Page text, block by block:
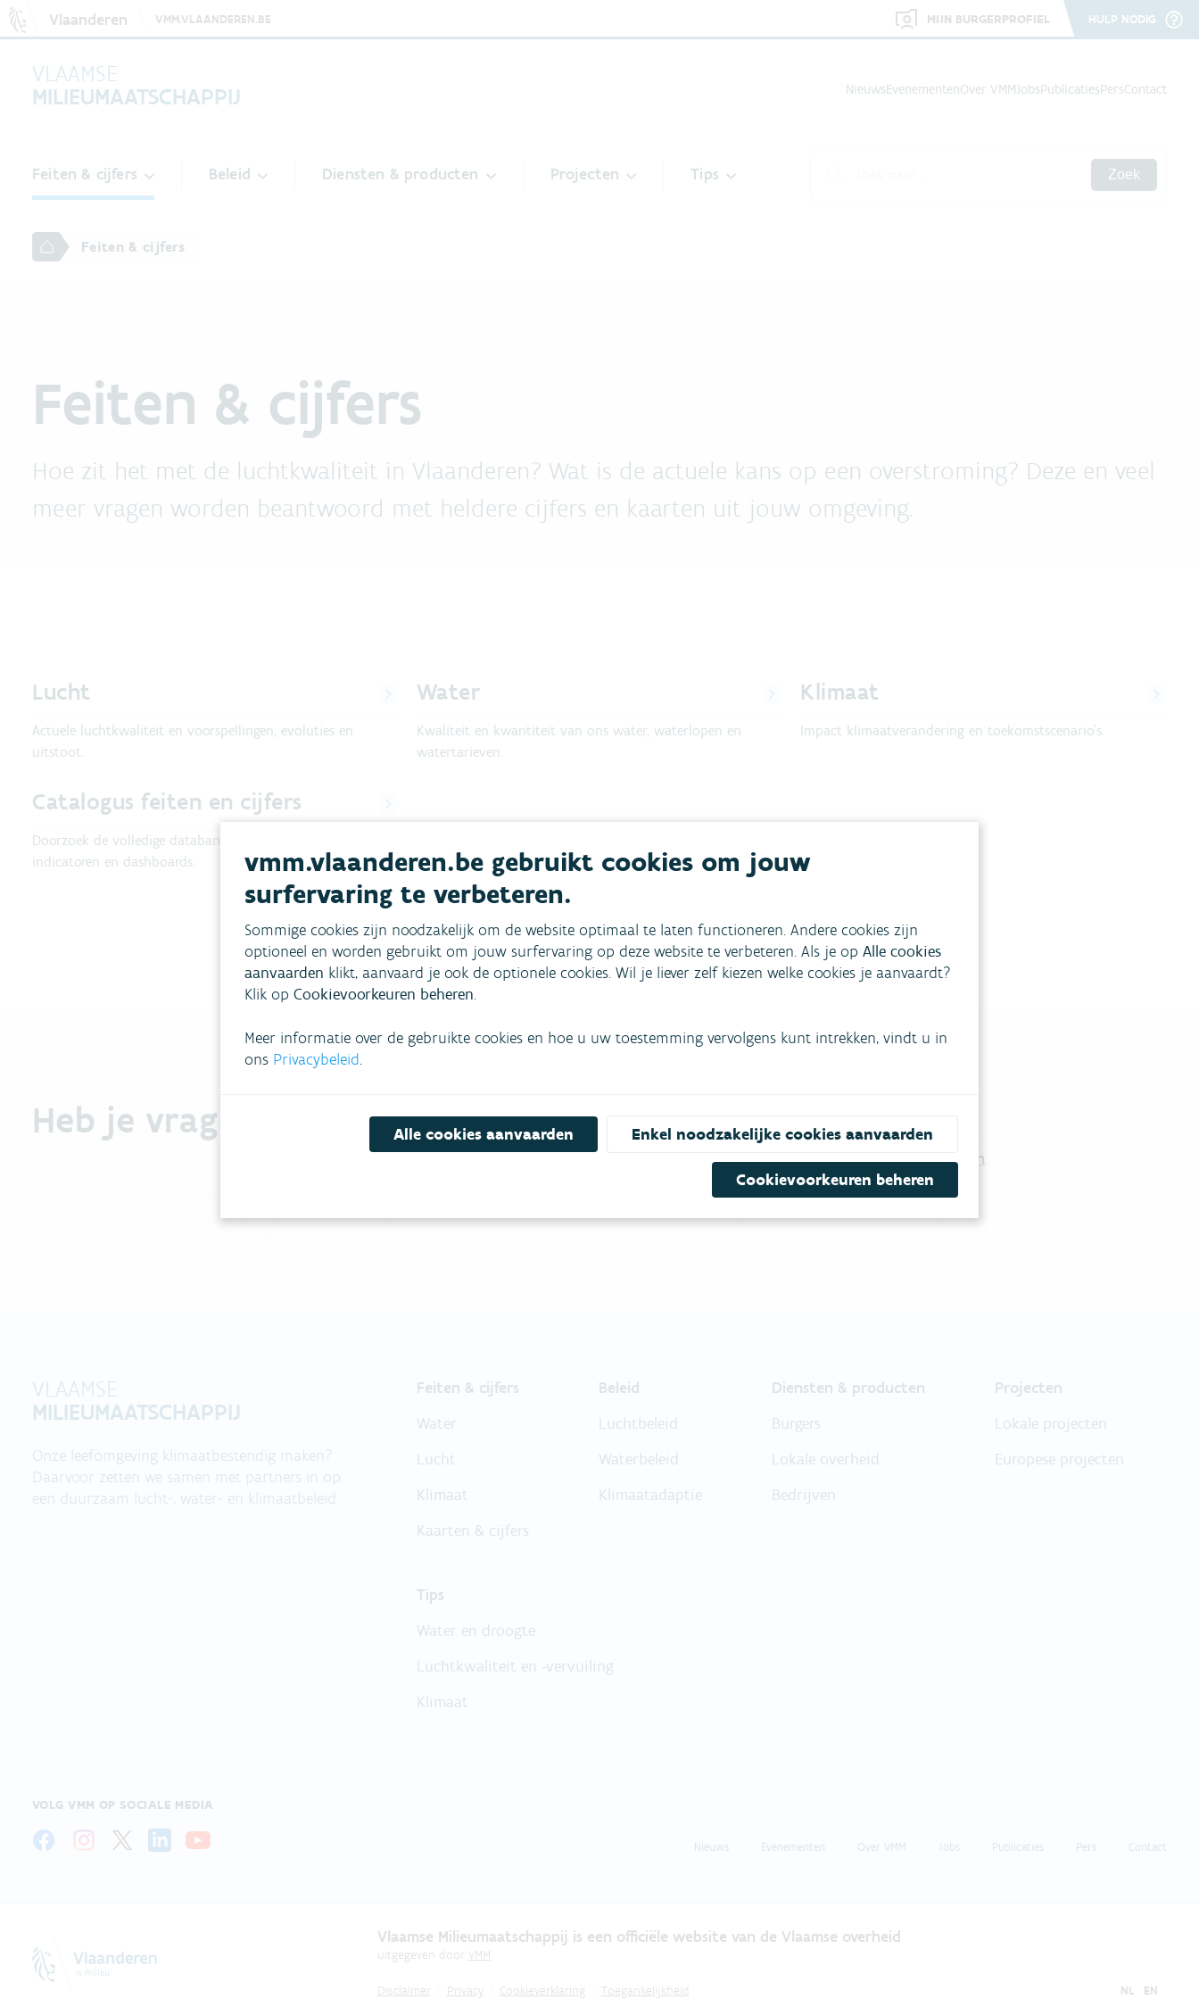
Vlaanderen VMM.VLAANDEREN.BE MIJN BURGERPROFIEL HULP NODIG
VLAAMSE
MILIEUMAATSCHAPPIJ
NieuwsEvenementenOver VMMJobsPublicatiesPersContact
Feiten & cijfers Beleid Diensten & producten Projecten Tips Zoek
Feiten & cijfers
Feiten & cijfers
Hoe zit het met de luchtkwaliteit in Vlaanderen? Wat is de actuele kans op een overstroming? Deze en veel
meer vragen worden beantwoord met heldere cijfers en kaarten uit jouw omgeving.
Lucht
Actuele luchtkwaliteit en voorspellingen, evoluties en
uitstoot.
Water
Kwaliteit en kwantiteit van ons water, waterlopen en
watertarieven.
Klimaat
Impact klimaatverandering en toekomstscenario's.
Catalogus feiten en cijfers
Doorzoek de volledige databank van kaarten, datasets,
indicatoren en dashboards.
Heb je vragen? Bekijk het overzicht van meestgestelde vragen.
Niet gevonden wat je zocht? Vul ons contactformulier in.
VLAAMSE
MILIEUMAATSCHAPPIJ
Onze leefomgeving klimaatbestendig maken?
Daarvoor zetten we samen met partners in op
een duurzaam lucht-, water- en klimaatbeleid.
VOLG VMM OP SOCIALE MEDIA
Feiten & cijfers
Water
Lucht
Klimaat
Kaarten & cijfers
Beleid
Luchtbeleid
Waterbeleid
Klimaatadaptie
Diensten & producten
Burgers
Lokale overheid
Bedrijven
Projecten
Lokale projecten
Europese projecten
Tips
Water en droogte
Luchtkwaliteit en -vervuiling
Klimaat
Nieuws Evenementen Over VMM Jobs Publicaties Pers Contact
Vlaamse Milieumaatschappij is een officiële website van de Vlaamse overheid
uitgegeven door VMM
Disclaimer Privacy Cookieverklaring Toegankelijkheid NL EN
vmm.vlaanderen.be gebruikt cookies om jouw
surfervaring te verbeteren.
Sommige cookies zijn noodzakelijk om de website optimaal te laten functioneren. Andere cookies zijn
optioneel en worden gebruikt om jouw surfervaring op deze website te verbeteren. Als je op Alle cookies
aanvaarden klikt, aanvaard je ook de optionele cookies. Wil je liever zelf kiezen welke cookies je aanvaardt?
Klik op Cookievoorkeuren beheren.
Meer informatie over de gebruikte cookies en hoe u uw toestemming vervolgens kunt intrekken, vindt u in
ons Privacybeleid.
Alle cookies aanvaarden Enkel noodzakelijke cookies aanvaarden
Cookievoorkeuren beheren